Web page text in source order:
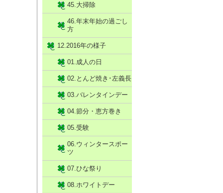
45.大掃除
46.年末年始の過ごし
方
12.2016年の様子
01.成人の日
02.とんど焼き･左義長
03.バレンタインデー
04.節分・恵方巻き
05.受験
06.ウィンタースポー
ツ
07.ひな祭り
08.ホワイトデー